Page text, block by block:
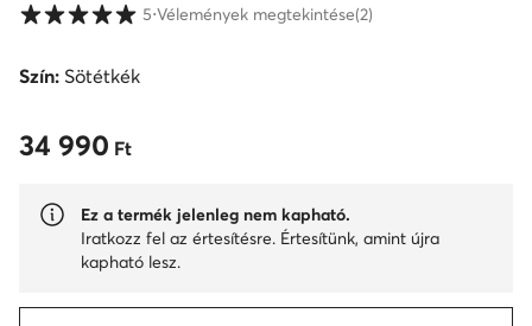
Vásárlói értékelések 1-5 skálán
5⋅Vélemények megtekintése(2)
Szín: Sötétkék
34 990 Ft
34 990 Ft
Ez a termék jelenleg nem kapható.
Iratkozz fel az értesítésre. Értesítünk, amint újra
kapható lesz.